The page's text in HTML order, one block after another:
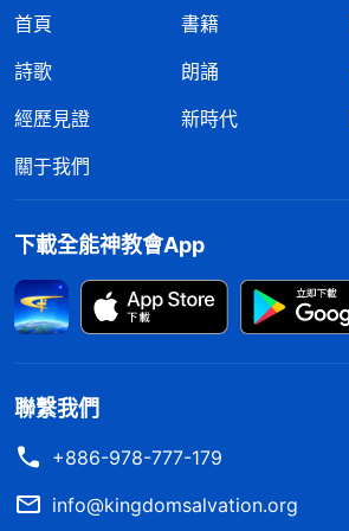
首頁 書籍
詩歌
朗誦
經歷見證
新時代
關于我們
下載全能神教會App
聯繫我們
+886-978-777-179
info@kingdomsalvation.org